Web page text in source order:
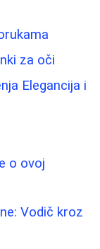
za oči
Elegancija i
o ovoj
Vodič kroz